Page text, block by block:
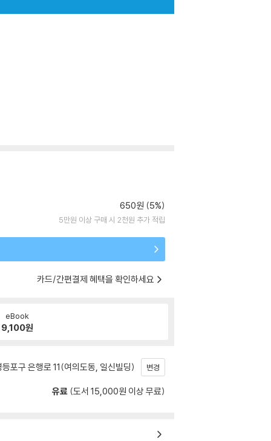
650원 (5%)
5만원 이상 구매 시 2천원 추가 적립
카드/간편결제 혜택을 확인하세요
eBook
9,100원
포구 은행로 11(여의도동, 일신빌딩) 변경
유료 (도서 15,000원 이상 무료)